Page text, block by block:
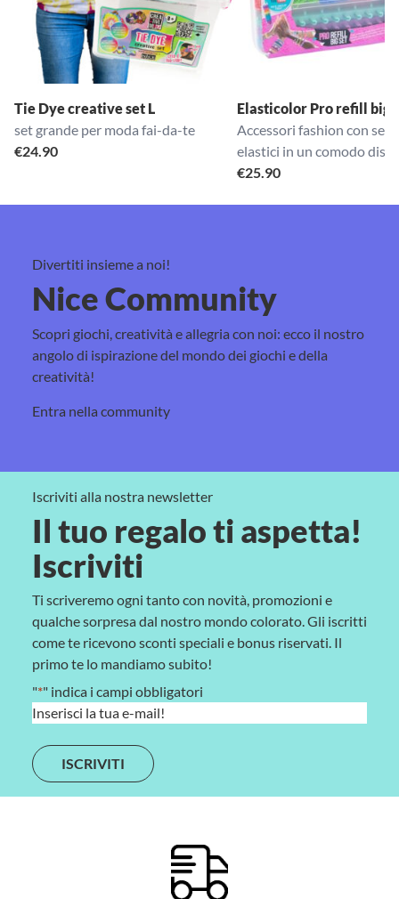
Tie Dye creative set L
set grande per moda fai-da-te
€24.90
Elasticolor Pro refill big
Accessori fashion con
elastici in un comodo
€25.90
Divertiti insieme a noi!
Nice Community
Scopri giochi, creatività e allegria con noi: ecco il nostro
angolo di ispirazione del mondo dei giochi e della
creatività!
Entra nella community
Iscriviti alla nostra newsletter
Il tuo regalo ti aspetta!
Iscriviti
Ti scriveremo ogni tanto con novità, promozioni e
qualche sorpresa dal nostro mondo colorato. Gli iscritti
come te ricevono sconti speciali e bonus riservati. Il
primo te lo mandiamo subito!
"*" indica i campi obbligatori
E
a
i
l